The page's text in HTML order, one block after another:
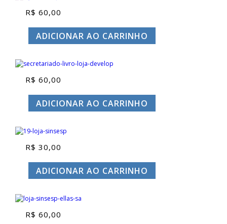
R$ 60,00
ADICIONAR AO CARRINHO
R$ 60,00
ADICIONAR AO CARRINHO
R$ 30,00
ADICIONAR AO CARRINHO
R$ 60,00